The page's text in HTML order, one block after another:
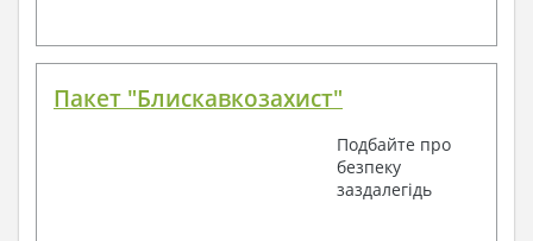
Пакет "Блискавкозахист"
Подбайте про
безпеку
заздалегідь